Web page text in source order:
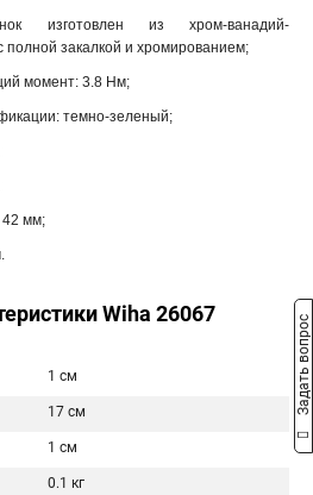
изготовлен из хром-ванадий-
полной закалкой и хромированием;
момент: 3.8 Нм;
темно-зеленый;
42 мм;
Wiha 26067
1 см
17 см
1 см
0.1 кг
Задать вопрос